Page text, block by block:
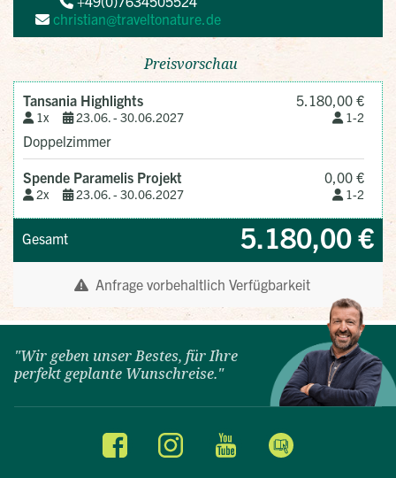
"Wir geben unser Bestes, für Ihre
perfekt geplante Wunschreise."